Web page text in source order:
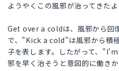
ようやくこの風邪が治ってきたよ
Get over a coldは、風邪から回
で、"Kick a cold"は風邪から積
子を表します。したがって、
邪を早く治そうと意図的に働き